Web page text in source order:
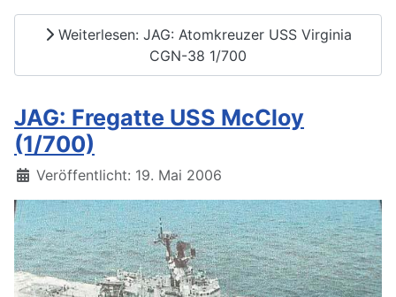
Weiterlesen: JAG: Atomkreuzer USS Virginia
CGN-38 1/700
JAG: Fregatte USS McCloy
(1/700)
Details
Veröffentlicht: 19. Mai 2006